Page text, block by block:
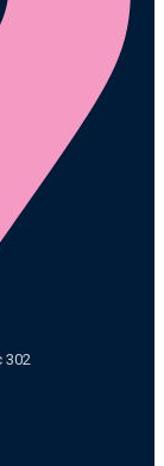
302